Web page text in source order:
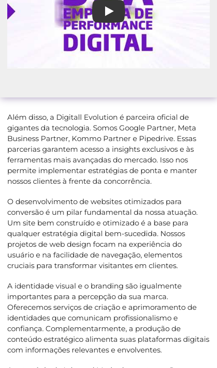
Consultoria de Marketing em
Além disso, a Digitall Evolution é parceira oficial de
gigantes da tecnologia. Somos Google Partner, Meta
Business Partner, Kommo Partner e Pipedrive. Essas
parcerias garantem acesso a insights exclusivos e às
ferramentas mais avançadas do mercado. Isso nos
permite implementar estratégias de ponta e manter
nossos clientes à frente da concorrência.
O desenvolvimento de websites otimizados para
conversão é um pilar fundamental da nossa atuação.
Um site bem construído e otimizado é a base para
qualquer estratégia digital bem-sucedida. Nossos
projetos de web design focam na experiência do
usuário e na facilidade de navegação, elementos
cruciais para transformar visitantes em clientes.
A identidade visual e o branding são igualmente
importantes para a percepção da sua marca.
Oferecemos serviços de criação e aprimoramento de
identidades que comunicam profissionalismo e
confiança. Complementarmente, a produção de
conteúdo estratégico alimenta suas plataformas digitais
com informações relevantes e envolventes.